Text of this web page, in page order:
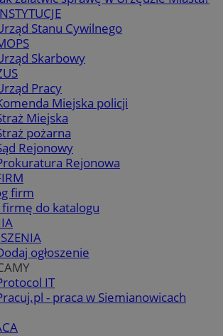
Stanu Cywilnego
Skarbowy
Pracy
Miejska policji
Miejska
pożarna
Rejonowy
Rejonowa
firm
firmę do katalogu
ogłoszenie
IT
- praca w Siemianowicach